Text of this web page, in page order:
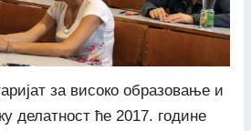
за високо образовање и
делатност ће 2017. године